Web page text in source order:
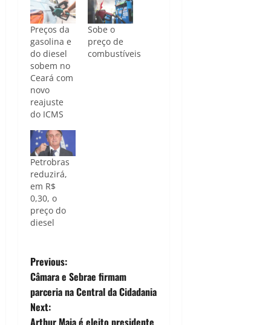
Preços da
gasolina e
do diesel
sobem no
Ceará com
novo
reajuste
do ICMS
Sobe o
preço de
combustíveis
Petrobras
reduzirá,
em R$
0,30, o
preço do
diesel
P
o
s
Previous:
Câmara e Sebrae firmam
parceria na Central da Cidadania
Next:
Arthur Maia é eleito presidente